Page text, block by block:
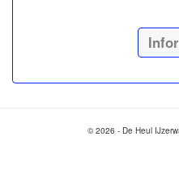
© 2026 - De Heul